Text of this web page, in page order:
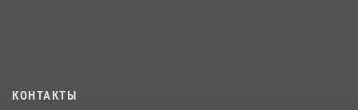
КОНТАКТЫ